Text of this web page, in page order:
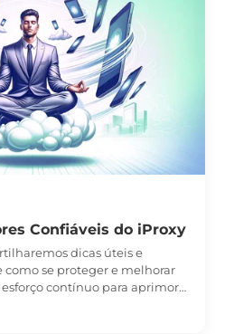
Confiáveis do iProxy
dicas úteis e
como se proteger e melhorar
contínuo para aprimorar
damos especial atenção à